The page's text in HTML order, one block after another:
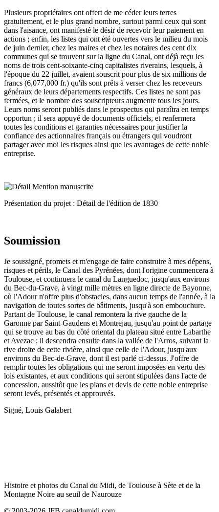
Plusieurs propriétaires ont offert de me céder leurs terres
gratuitement, et le plus grand nombre, surtout parmi ceux qui sont
dans l'aisance, ont manifesté le désir de recevoir leur paiement en
actions ; enfin, les listes qui ont été ouvertes vers le milieu du mois
de juin dernier, chez les maires et chez les notaires des cent dix
communes qui se trouvent sur la ligne du Canal, ont déjà reçu les
noms de trois cent-soixante-cinq capitalistes riverains, lesquels, à
l'époque du 22 juillet, avaient souscrit pour plus de six millions de
francs (6,077,000 fr.) qu'ils sont prêts à verser chez les receveurs
généraux de leurs départements respectifs. Ces listes ne sont pas
fermées, et le nombre des souscripteurs augmente tous les jours.
Leurs noms seront publiés dans le prospectus qui paraîtra en temps
opportun ; il sera appuyé de documents officiels, et renfermera
toutes les conditions et garanties nécessaires pour justifier la
confiance des actionnaires français ou étrangers qui voudront
partager avec moi les risques ainsi que les avantages de cette noble
entreprise.
Présentation du projet : Détail de l'édition de 1830
Soumission
Je soussigné, promets et m'engage de faire construire à mes dépens,
risques et périls, le Canal des Pyrénées, dont l'origine commencera à
Toulouse, et continuera le canal du Languedoc, jusqu'aux environs
du Bec-du-Grave, à vingt mille mètres en ligne directe de Bayonne,
où l'Adour n'offre plus d'obstacles, dans aucun temps de l'année, à la
navigation de toutes sortes de bâtiments, jusqu'à son embouchure.
Partant de Toulouse, le canal remontera la rive gauche de la
Garonne par Saint-Gaudens et Montrejau, jusqu'au point de partage
qui se trouve au bas du côté oriental du plateau situé entre Labarthe
et Avezac ; il descendra ensuite dans la vallée de l'Arros, suivant la
rive droite de cette rivière, ainsi que celle de l'Adour, jusqu'aux
environs du Bec-de-Grave, dont il est parlé ci-dessus. J'offre de
remplir toutes les obligations qui me seront imposées en vertu des
lois existantes, et aux conditions qui seront stipulées dans l'acte de
concession, aussitôt que les plans et devis de cette noble entreprise
seront levés, présentés et approuvés.
Signé, Louis Galabert
Histoire et photos du Canal du Midi, de Toulouse à Sète et de la
Montagne Noire au seuil de Naurouze